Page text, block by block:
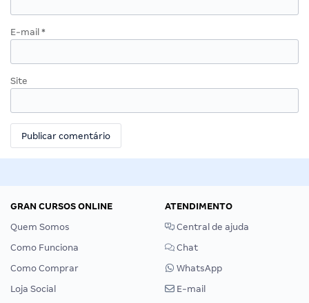
E-mail *
Site
GRAN CURSOS ONLINE
Quem Somos
Como Funciona
Como Comprar
Loja Social
ATENDIMENTO
Central de ajuda
Chat
WhatsApp
E-mail